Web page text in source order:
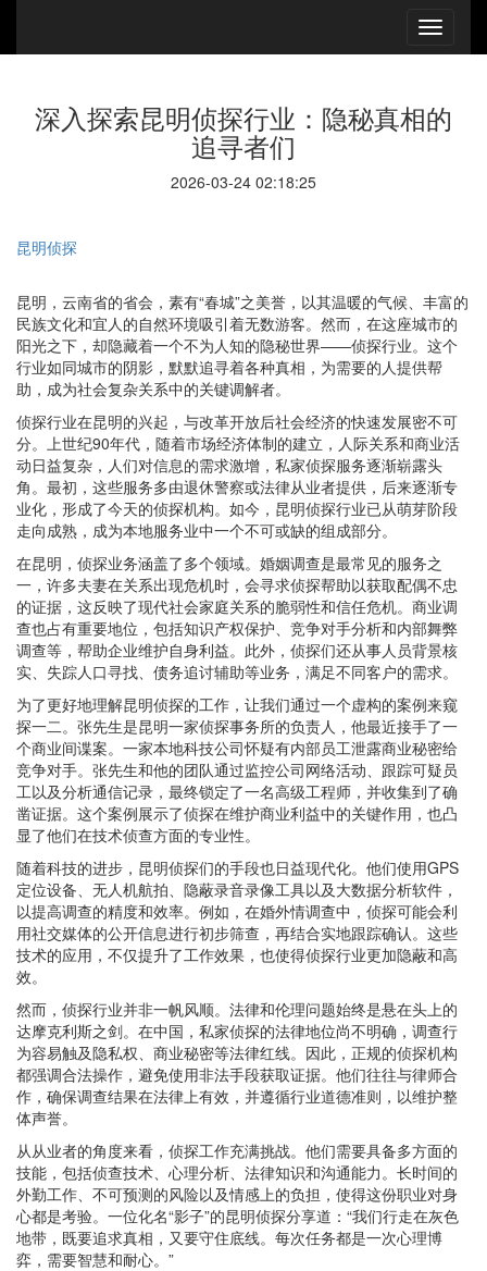
深入探索昆明侦探行业：隐秘真相的
追寻者们
2026-03-24 02:18:25
昆明侦探
昆明，云南省的省会，素有“春城”之美誉，以其温暖的气候、丰富的
民族文化和宜人的自然环境吸引着无数游客。然而，在这座城市的
阳光之下，却隐藏着一个不为人知的隐秘世界——侦探行业。这个
行业如同城市的阴影，默默追寻着各种真相，为需要的人提供帮
助，成为社会复杂关系中的关键调解者。
侦探行业在昆明的兴起，与改革开放后社会经济的快速发展密不可
分。上世纪90年代，随着市场经济体制的建立，人际关系和商业活
动日益复杂，人们对信息的需求激增，私家侦探服务逐渐崭露头
角。最初，这些服务多由退休警察或法律从业者提供，后来逐渐专
业化，形成了今天的侦探机构。如今，昆明侦探行业已从萌芽阶段
走向成熟，成为本地服务业中一个不可或缺的组成部分。
在昆明，侦探业务涵盖了多个领域。婚姻调查是最常见的服务之
一，许多夫妻在关系出现危机时，会寻求侦探帮助以获取配偶不忠
的证据，这反映了现代社会家庭关系的脆弱性和信任危机。商业调
查也占有重要地位，包括知识产权保护、竞争对手分析和内部舞弊
调查等，帮助企业维护自身利益。此外，侦探们还从事人员背景核
实、失踪人口寻找、债务追讨辅助等业务，满足不同客户的需求。
为了更好地理解昆明侦探的工作，让我们通过一个虚构的案例来窥
探一二。张先生是昆明一家侦探事务所的负责人，他最近接手了一
个商业间谍案。一家本地科技公司怀疑有内部员工泄露商业秘密给
竞争对手。张先生和他的团队通过监控公司网络活动、跟踪可疑员
工以及分析通信记录，最终锁定了一名高级工程师，并收集到了确
凿证据。这个案例展示了侦探在维护商业利益中的关键作用，也凸
显了他们在技术侦查方面的专业性。
随着科技的进步，昆明侦探们的手段也日益现代化。他们使用GPS
定位设备、无人机航拍、隐蔽录音录像工具以及大数据分析软件，
以提高调查的精度和效率。例如，在婚外情调查中，侦探可能会利
用社交媒体的公开信息进行初步筛查，再结合实地跟踪确认。这些
技术的应用，不仅提升了工作效果，也使得侦探行业更加隐蔽和高
效。
然而，侦探行业并非一帆风顺。法律和伦理问题始终是悬在头上的
达摩克利斯之剑。在中国，私家侦探的法律地位尚不明确，调查行
为容易触及隐私权、商业秘密等法律红线。因此，正规的侦探机构
都强调合法操作，避免使用非法手段获取证据。他们往往与律师合
作，确保调查结果在法律上有效，并遵循行业道德准则，以维护整
体声誉。
从从业者的角度来看，侦探工作充满挑战。他们需要具备多方面的
技能，包括侦查技术、心理分析、法律知识和沟通能力。长时间的
外勤工作、不可预测的风险以及情感上的负担，使得这份职业对身
心都是考验。一位化名“影子”的昆明侦探分享道：“我们行走在灰色
地带，既要追求真相，又要守住底线。每次任务都是一次心理博
弈，需要智慧和耐心。”